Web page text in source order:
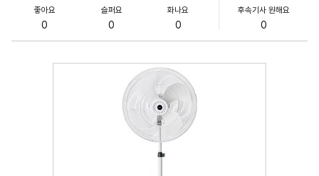
좋아요
0
슬퍼요
0
화나요
0
후속기사 원해요
0